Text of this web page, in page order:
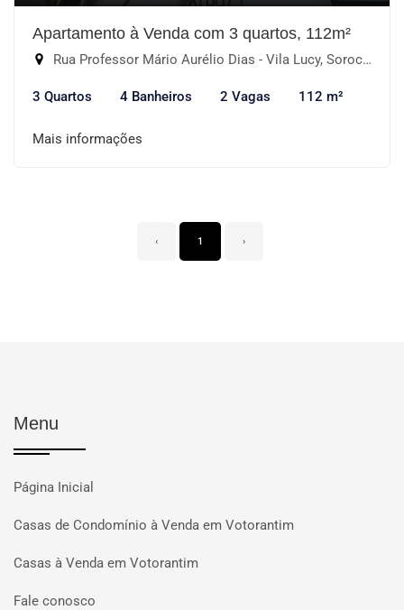
Apartamento à Venda com 3 quartos, 112m²
Rua Professor Mário Aurélio Dias - Vila Lucy, Sorocaba-SP
3 Quartos 4 Banheiros 2 Vagas 112 m²
Mais informações
‹ 1 ›
Menu
Página Inicial
Casas de Condomínio à Venda em Votorantim
Casas à Venda em Votorantim
Fale conosco